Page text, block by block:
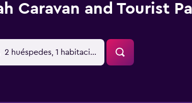
Caravan and Tourist
2 huéspedes, 1 habitación